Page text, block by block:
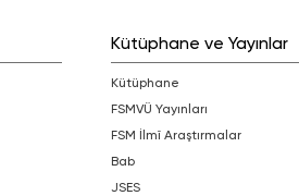
Kütüphane ve Yayınlar
Kütüphane
FSMVÜ Yayınları
FSM İlmî Araştırmalar
bab
JSES